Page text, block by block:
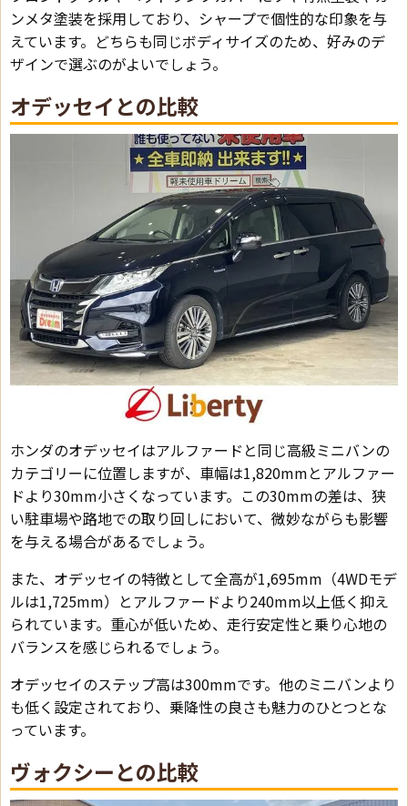
ンメタ塗装を採用しており、シャープで個性的な印象を与
えています。どちらも同じボディサイズのため、好みのデ
ザインで選ぶのがよいでしょう。
オデッセイとの比較
ホンダのオデッセイはアルファードと同じ高級ミニバンの
カテゴリーに位置しますが、車幅は1,820mmとアルファー
ドより30mm小さくなっています。この30mmの差は、狭
い駐車場や路地での取り回しにおいて、微妙ながらも影響
を与える場合があるでしょう。
また、オデッセイの特徴として全高が1,695mm（4WDモデ
ルは1,725mm）とアルファードより240mm以上低く抑え
られています。重心が低いため、走行安定性と乗り心地の
バランスを感じられるでしょう。
オデッセイのステップ高は300mmです。他のミニバンより
も低く設定されており、乗降性の良さも魅力のひとつとな
っています。
ヴォクシーとの比較